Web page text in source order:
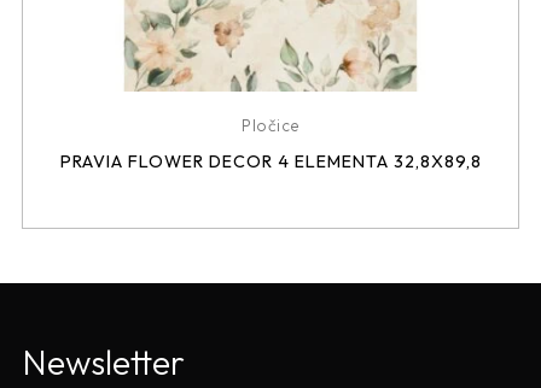
Pločice
PRAVIA FLOWER DECOR 4 ELEMENTA 32,8X89,8
Newsletter